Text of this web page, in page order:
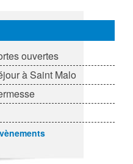
ouvertes
à Saint Malo